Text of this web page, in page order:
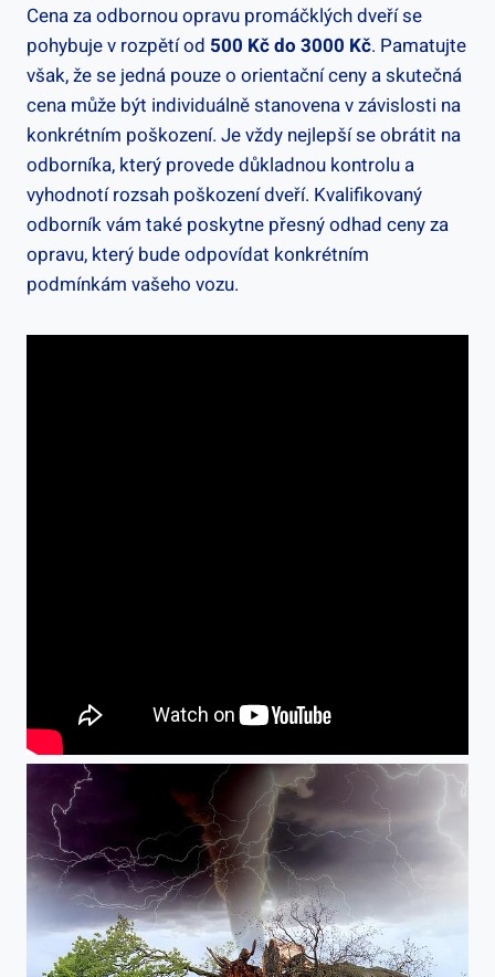
Cena za odbornou opravu promáčklých dveří se
pohybuje v rozpětí od 500 Kč do 3000 Kč. Pamatujte
však, že se jedná pouze o orientační ceny a skutečná
cena může být individuálně stanovena v závislosti na
konkrétním poškození. Je vždy nejlepší se obrátit na
odborníka, který provede důkladnou kontrolu a
vyhodnotí rozsah poškození dveří. Kvalifikovaný
odborník vám také poskytne přesný odhad ceny za
opravu, který bude odpovídat konkrétním
podmínkám vašeho vozu.